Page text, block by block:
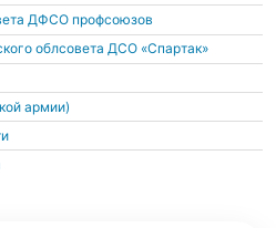
ДФСО профсоюзов
облсовета ДСО «Спартак»
армии)